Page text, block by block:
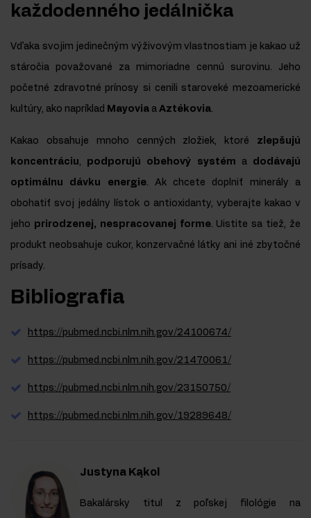
každodenného jedálnička
Vďaka svojim jedinečným výživovým vlastnostiam je kakao už
stáročia považované za mimoriadne cennú surovinu. Jeho
početné zdravotné prínosy si cenili staroveké mezoamerické
kultúry, ako napríklad Mayovia a Aztékovia.
Kakao obsahuje mnoho cenných zložiek, ktoré zlepšujú
koncentráciu, podporujú obehový systém a dodávajú
optimálnu dávku energie. Ak chcete doplniť minerály a
obohatiť svoj jedálny lístok o antioxidanty, vyberajte kakao v
jeho prirodzenej, nespracovanej forme. Uistite sa tiež, že
produkt neobsahuje cukor, konzervačné látky ani iné zbytočné
prísady.
Bibliografia
https://pubmed.ncbi.nlm.nih.gov/24100674/
https://pubmed.ncbi.nlm.nih.gov/21470061/
https://pubmed.ncbi.nlm.nih.gov/23150750/
https://pubmed.ncbi.nlm.nih.gov/19289648/
Justyna Kąkol
Bakalársky titul z poľskej filológie na